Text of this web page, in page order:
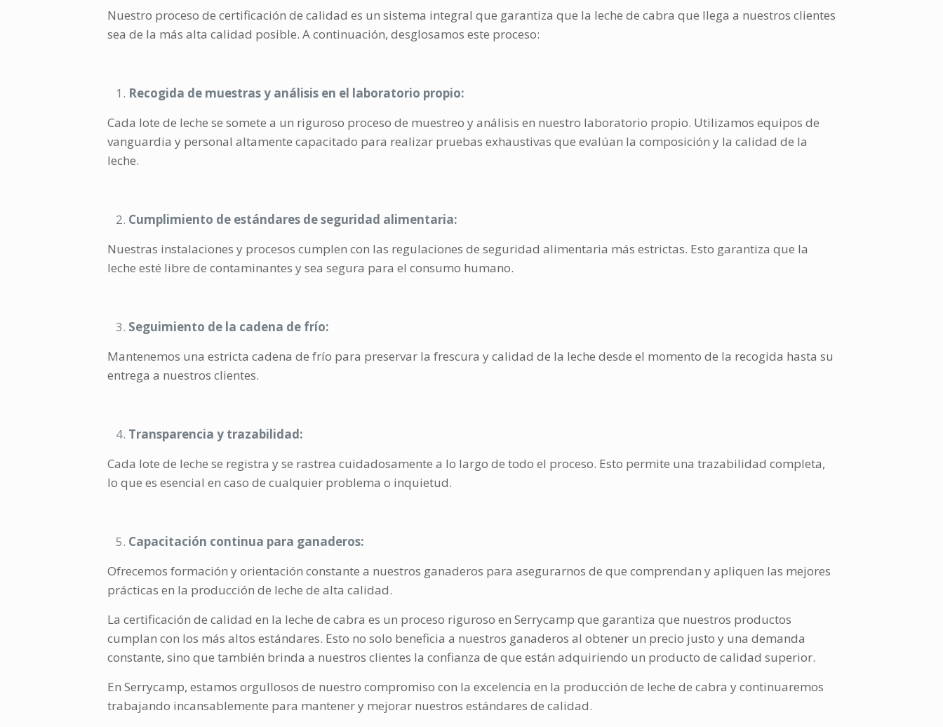
Nuestro proceso de certificación de calidad es un sistema integral que garantiza que la leche de cabra que llega a nuestros clientes
sea de la más alta calidad posible. A continuación, desglosamos este proceso:
Recogida de muestras y análisis en el laboratorio propio:
Cada lote de leche se somete a un riguroso proceso de muestreo y análisis en nuestro laboratorio propio. Utilizamos equipos de
vanguardia y personal altamente capacitado para realizar pruebas exhaustivas que evalúan la composición y la calidad de la
leche.
Cumplimiento de estándares de seguridad alimentaria:
Nuestras instalaciones y procesos cumplen con las regulaciones de seguridad alimentaria más estrictas. Esto garantiza que la
leche esté libre de contaminantes y sea segura para el consumo humano.
Seguimiento de la cadena de frío:
Mantenemos una estricta cadena de frío para preservar la frescura y calidad de la leche desde el momento de la recogida hasta su
entrega a nuestros clientes.
Transparencia y trazabilidad:
Cada lote de leche se registra y se rastrea cuidadosamente a lo largo de todo el proceso. Esto permite una trazabilidad completa,
lo que es esencial en caso de cualquier problema o inquietud.
Capacitación continua para ganaderos:
Ofrecemos formación y orientación constante a nuestros ganaderos para asegurarnos de que comprendan y apliquen las mejores
prácticas en la producción de leche de alta calidad.
La certificación de calidad en la leche de cabra es un proceso riguroso en Serrycamp que garantiza que nuestros productos
cumplan con los más altos estándares. Esto no solo beneficia a nuestros ganaderos al obtener un precio justo y una demanda
constante, sino que también brinda a nuestros clientes la confianza de que están adquiriendo un producto de calidad superior.
En Serrycamp, estamos orgullosos de nuestro compromiso con la excelencia en la producción de leche de cabra y continuaremos
trabajando incansablemente para mantener y mejorar nuestros estándares de calidad.